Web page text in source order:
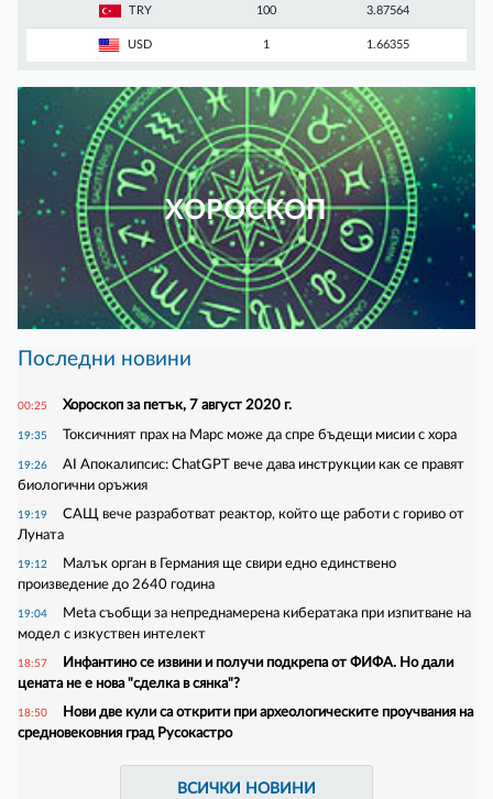
TRY 100 3.87564
USD 1 1.66355
ХОРОСКОП
Последни новини
00:25 Хороскоп за петък, 7 август 2020 г.
19:35 Токсичният прах на Марс може да спре бъдещи мисии с хора
19:26
AI Апокалипсис: ChatGPT вече дава инструкции как се правят
биологични оръжия
19:19
САЩ вече разработват реактор, който ще работи с гориво от
Луната
19:12
Малък орган в Германия ще свири едно единствено
произведение до 2640 година
19:04
Meta съобщи за непреднамерена кибератака при изпитване на
модел с изкуствен интелект
18:57
Инфантино се извини и получи подкрепа от ФИФА. Но дали
цената не е нова "сделка в сянка"?
18:50
Нови две кули са открити при археологическите проучвания на
средновековния град Русокастро
ВСИЧКИ НОВИНИ